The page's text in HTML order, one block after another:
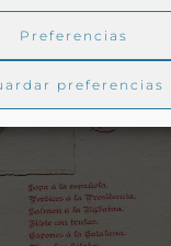
Preferencias
preferencias